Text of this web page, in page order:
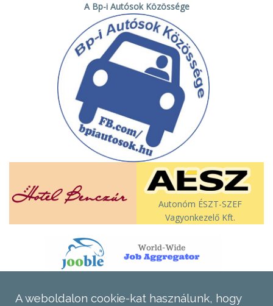
A Bp-i Autósok Közössége
Autonóm ÉSZT-SZEF
Vagyonkezelő Kft.
A weboldalon cookie-kat használunk, hogy